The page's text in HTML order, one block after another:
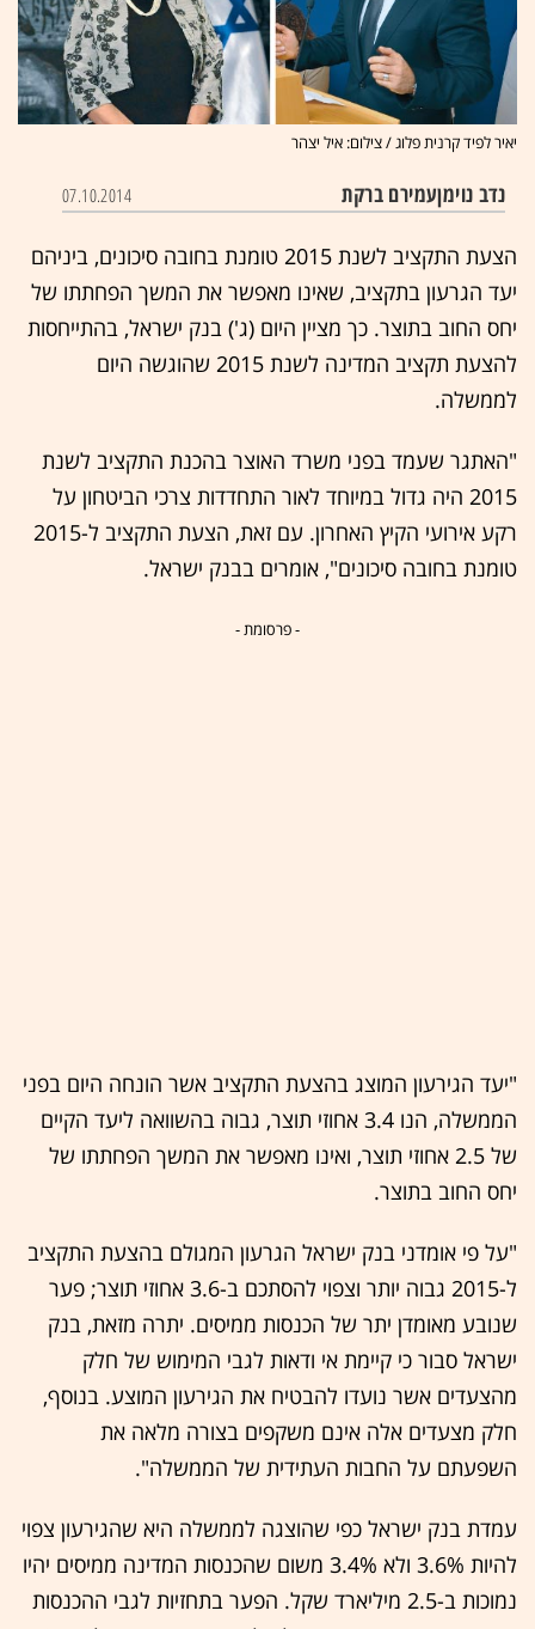
יאיר לפיד קרנית פלוג / צילום: איל יצהר
נדב נוימןעמירם ברקת 07.10.2014
הצעת התקציב לשנת 2015 טומנת בחובה סיכונים, ביניהם
יעד הגרעון בתקציב, שאינו מאפשר את המשך הפחתתו של
יחס החוב בתוצר. כך מציין היום (ג') בנק ישראל, בהתייחסות
להצעת תקציב המדינה לשנת 2015 שהוגשה היום
לממשלה.
"האתגר שעמד בפני משרד האוצר בהכנת התקציב לשנת
2015 היה גדול במיוחד לאור התחדדות צרכי הביטחון על
רקע אירועי הקיץ האחרון. עם זאת, הצעת התקציב ל-2015
טומנת בחובה סיכונים", אומרים בבנק ישראל.
- פרסומת -
"יעד הגירעון המוצג בהצעת התקציב אשר הונחה היום בפני
הממשלה, הנו 3.4 אחוזי תוצר, גבוה בהשוואה ליעד הקיים
של 2.5 אחוזי תוצר, ואינו מאפשר את המשך הפחתתו של
יחס החוב בתוצר.
"על פי אומדני בנק ישראל הגרעון המגולם בהצעת התקציב
ל-2015 גבוה יותר וצפוי להסתכם ב-3.6 אחוזי תוצר; פער
שנובע מאומדן יתר של הכנסות ממיסים. יתרה מזאת, בנק
ישראל סבור כי קיימת אי ודאות לגבי המימוש של חלק
מהצעדים אשר נועדו להבטיח את הגירעון המוצע. בנוסף,
חלק מצעדים אלה אינם משקפים בצורה מלאה את
השפעתם על החבות העתידית של הממשלה".
עמדת בנק ישראל כפי שהוצגה לממשלה היא שהגירעון צפוי
להיות 3.6% ולא 3.4% משום שהכנסות המדינה ממיסים יהיו
נמוכות ב-2.5 מיליארד שקל. הפער בתחזיות לגבי ההכנסות